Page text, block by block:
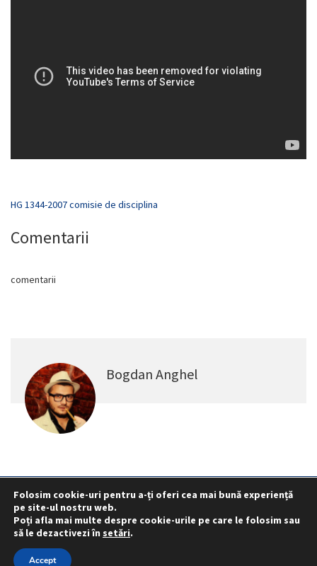
HG 1344-2007 comisie de disciplina
Comentarii
comentarii
Bogdan Anghel
Statut
Reprezentativitate I.G.P.R. și I.P.J.-uri
Folosim cookie-uri pentru a-ți oferi cea mai bună experiență
pe site-ul nostru web.
Poți afla mai multe despre cookie-urile pe care le folosim sau
să le dezactivezi în setări.
Accept